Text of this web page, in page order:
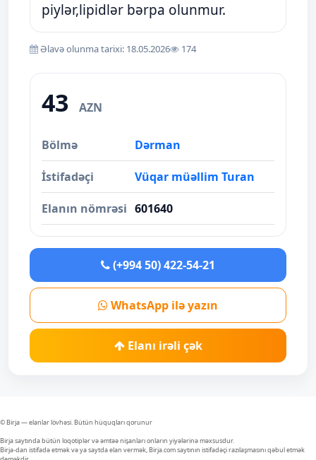
piylər,lipidlər bərpa olunmur.
Əlavə olunma tarixi: 18.05.2026 174
43 AZN
Bölmə Dərman
İstifadəçi Vüqar müəllim Turan
Elanın nömrəsi 601640
(+994 50) 422-54-21
WhatsApp ilə yazın
Elanı irəli çək
© Birja — elanlar lövhəsi. Bütün hüquqları qorunur
Birja saytında bütün loqotiplər və əmtəə nişanları onların yiyələrinə məxsusdur.
Birja-dan istifadə etmək və ya saytda elan vermək, Birja.com saytının istifadəçi razılaşmasını qəbul etmək